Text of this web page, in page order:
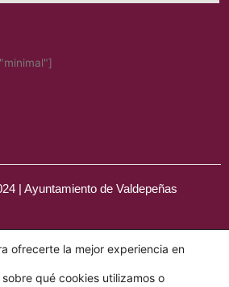
| Ayuntamiento de Valdepeñas
ofrecerte la mejor experiencia en
qué cookies utilizamos o